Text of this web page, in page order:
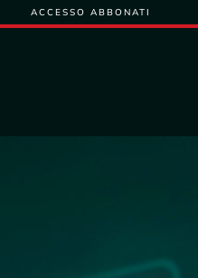
ACCESSO ABBONATI